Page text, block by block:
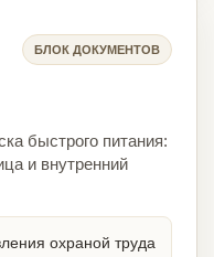
БЛОК ДОКУМЕНТОВ
быстрого питания:
и внутренний
охраной труда